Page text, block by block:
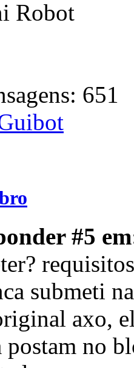
Robot
651
#5
submeti
axo,
postam no